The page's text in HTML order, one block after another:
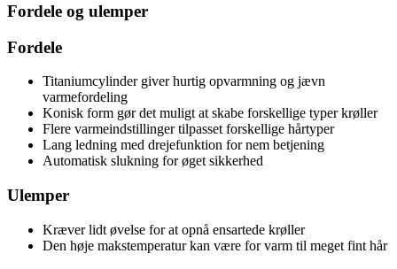
Fordele og ulemper
Fordele
Titaniumcylinder giver hurtig opvarmning og jævn
varmefordeling
Konisk form gør det muligt at skabe forskellige typer krøller
Flere varmeindstillinger tilpasset forskellige hårtyper
Lang ledning med drejefunktion for nem betjening
Automatisk slukning for øget sikkerhed
Ulemper
Kræver lidt øvelse for at opnå ensartede krøller
Den høje makstemperatur kan være for varm til meget fint hår